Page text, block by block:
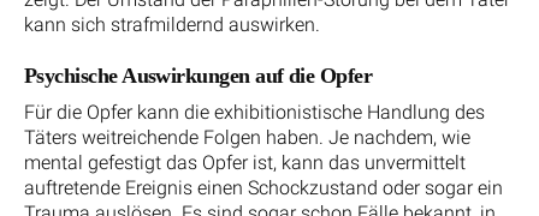
kann sich strafmildernd auswirken.
Psychische Auswirkungen auf die Opfer
Für die Opfer kann die exhibitionistische Handlung des
Täters weitreichende Folgen haben. Je nachdem, wie
mental gefestigt das Opfer ist, kann das unvermittelt
auftretende Ereignis einen Schockzustand oder sogar ein